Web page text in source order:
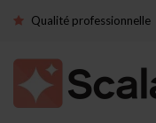
Qualité professionnelle